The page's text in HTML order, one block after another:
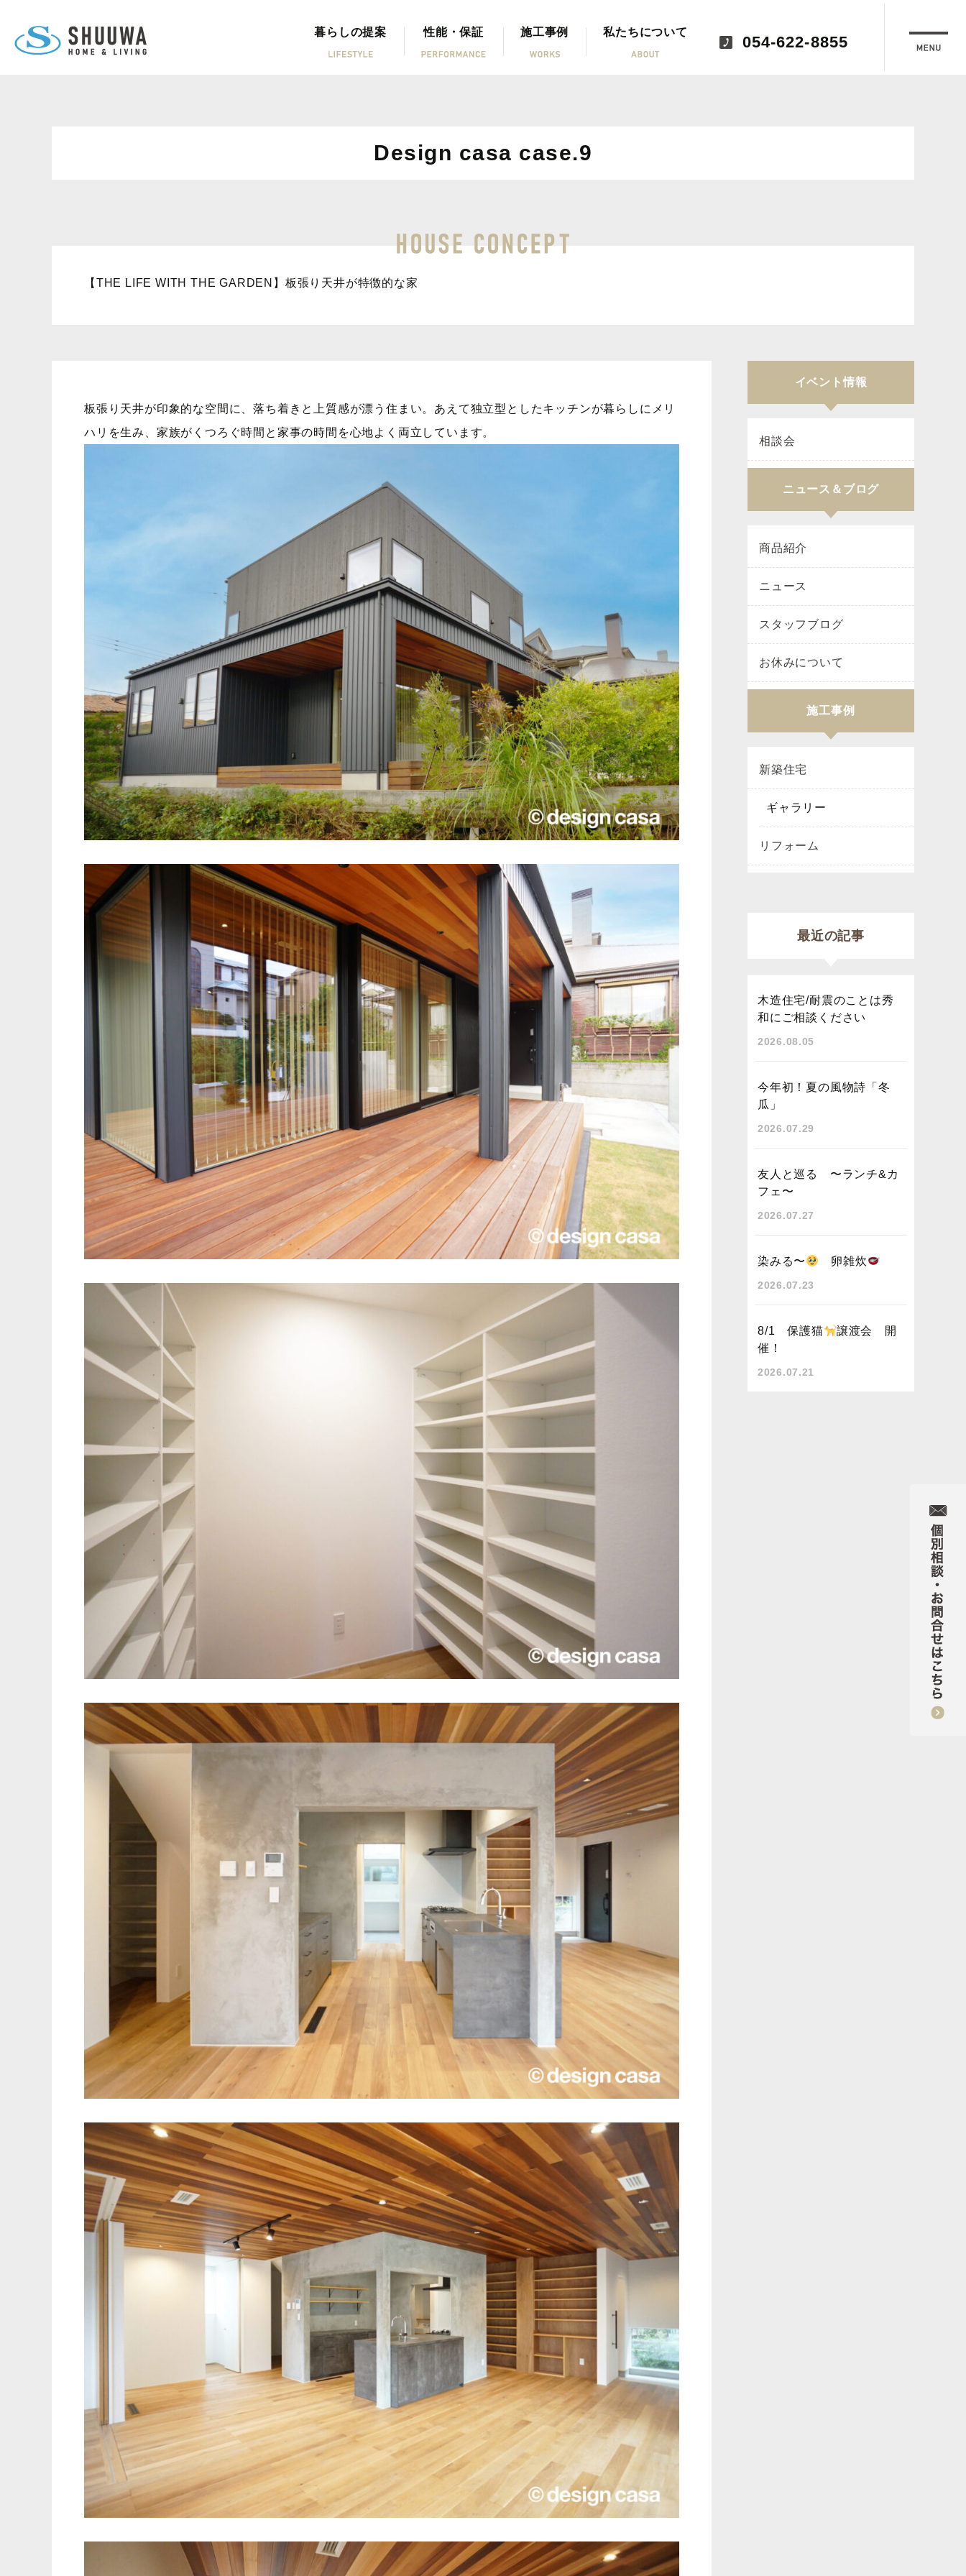
暮らしの提案 性能・保証 施工事例 私たちについて
054-622-8855
Design casa case.9
【THE LIFE WITH THE GARDEN】板張り天井が特徴的な家
板張り天井が印象的な空間に、落ち着きと上質感が漂う住まい。あえて独立型としたキッチンが暮らしにメリ
ハリを生み、家族がくつろぐ時間と家事の時間を心地よく両立しています。
イベント情報
相談会
ニュース＆ブログ
商品紹介
ニュース
スタッフブログ
お休みについて
施工事例
新築住宅
ギャラリー
リフォーム
最近の記事
木造住宅/耐震のことは秀
和にご相談ください
2026.08.05
今年初！夏の風物詩「冬
瓜」
2026.07.29
友人と巡る 〜ランチ&カ
フェ〜
2026.07.27
染みる〜 卵雑炊
2026.07.23
8/1 保護猫
譲渡会 開
催！
2026.07.21